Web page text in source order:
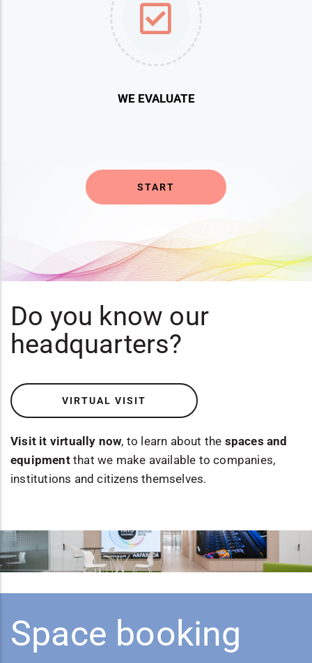
WE EVALUATE
START
Do you know our
headquarters?
VIRTUAL VISIT
Visit it virtually now, to learn about the spaces and
equipmentthat we make available to companies,
institutions and citizens themselves.
Space booking